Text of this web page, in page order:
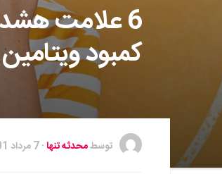
6 علامت
کمبود ویتامین D دارید
توسطمحدثه تنها·7 مرداد 1401